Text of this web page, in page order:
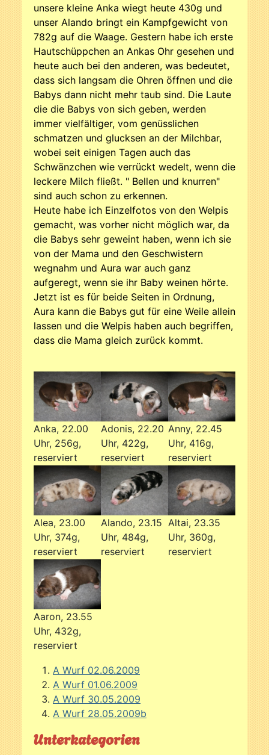
unsere kleine Anka wiegt heute 430g und
unser Alando bringt ein Kampfgewicht von
782g auf die Waage. Gestern habe ich erste
Hautschüppchen an Ankas Ohr gesehen und
heute auch bei den anderen, was bedeutet,
dass sich langsam die Ohren öffnen und die
Babys dann nicht mehr taub sind. Die Laute
die die Babys von sich geben, werden
immer vielfältiger, vom genüsslichen
schmatzen und glucksen an der Milchbar,
wobei seit einigen Tagen auch das
Schwänzchen wie verrückt wedelt, wenn die
leckere Milch fließt. " Bellen und knurren"
sind auch schon zu erkennen.
Heute habe ich Einzelfotos von den Welpis
gemacht, was vorher nicht möglich war, da
die Babys sehr geweint haben, wenn ich sie
von der Mama und den Geschwistern
wegnahm und Aura war auch ganz
aufgeregt, wenn sie ihr Baby weinen hörte.
Jetzt ist es für beide Seiten in Ordnung,
Aura kann die Babys gut für eine Weile allein
lassen und die Welpis haben auch begriffen,
dass die Mama gleich zurück kommt.
Anka, 22.00
Uhr, 256g,
reserviert
Adonis, 22.20
Uhr, 422g,
reserviert
Anny, 22.45
Uhr, 416g,
reserviert
Alea, 23.00
Uhr, 374g,
reserviert
Alando, 23.15
Uhr, 484g,
reserviert
Altai, 23.35
Uhr, 360g,
reserviert
Aaron, 23.55
Uhr, 432g,
reserviert
A Wurf 02.06.2009
A Wurf 01.06.2009
A Wurf 30.05.2009
A Wurf 28.05.2009b
Unterkategorien